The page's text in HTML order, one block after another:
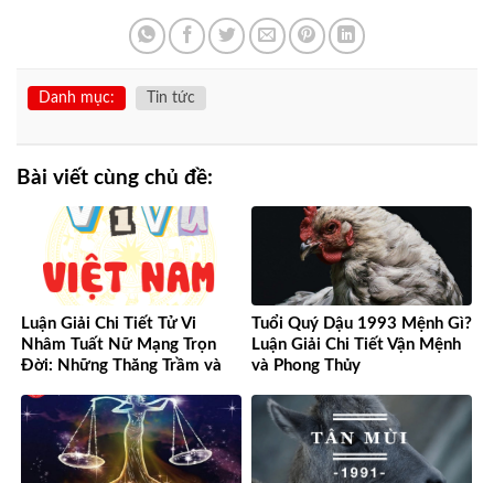
Danh mục: Tin tức
Bài viết cùng chủ đề:
Luận Giải Chi Tiết Tử Vi
Nhâm Tuất Nữ Mạng Trọn
Đời: Những Thăng Trầm và
Tuổi Quý Dậu 1993 Mệnh Gì?
Luận Giải Chi Tiết Vận Mệnh
và Phong Thủy